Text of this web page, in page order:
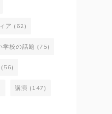
ア (62)
学校の話題 (75)
(56)
講演 (147)